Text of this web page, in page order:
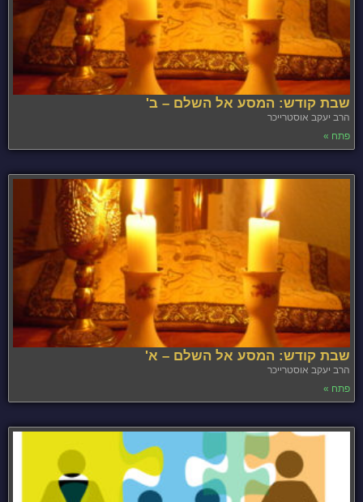
שבת קודש: המסע אל השלם – ב'
הרב יעקב אוסטרייכר
פתח »
שבת קודש: המסע אל השלם – א'
הרב יעקב אוסטרייכר
פתח »